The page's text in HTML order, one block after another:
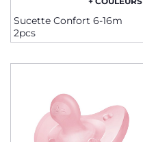
Sucette Confort 6-16m
2pcs